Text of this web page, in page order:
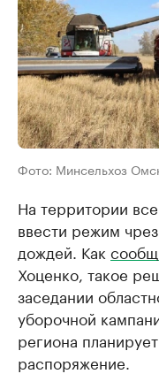
Фото: Минсельхоз
На территории
ввести режим
дождей. Как
Хоценко, такое
заседании
уборочной
региона
распоряжение.